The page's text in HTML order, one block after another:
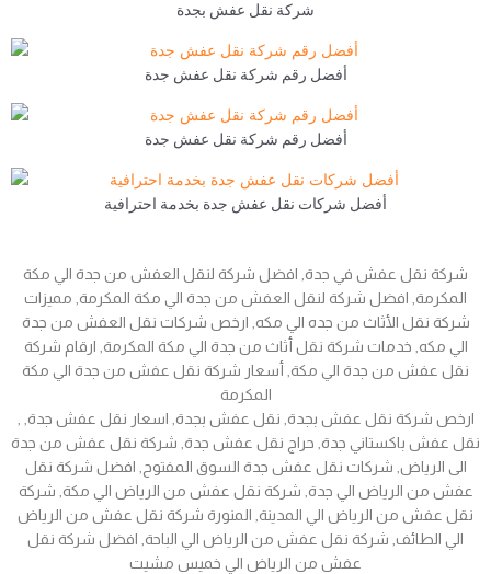
شركة نقل عفش بجدة
أفضل رقم شركة نقل عفش جدة
أفضل رقم شركة نقل عفش جدة
أفضل شركات نقل عفش جدة بخدمة احترافية
شركة نقل عفش في جدة, افضل شركة لنقل العفش من جدة الي مكة
المكرمة, افضل شركة لنقل العفش من جدة الي مكة المكرمة, مميزات
شركة نقل الأثاث من جده الي مكه, ارخص شركات نقل العفش من جدة
الي مكه, خدمات شركة نقل أثاث من جدة الي مكة المكرمة, ارقام شركة
نقل عفش من جدة الي مكة, أسعار شركة نقل عفش من جدة الي مكة
المكرمة
نقل عفش باكستاني جدة, حراج نقل عفش جدة, شركة نقل عفش من جدة
الى الرياض, شركات نقل عفش جدة السوق المفتوح, افضل شركة نقل
عفش من الرياض الي جدة, شركة نقل عفش من الرياض الي مكة, شركة
نقل عفش من الرياض الي المدينة, المنورة شركة نقل عفش من الرياض
الي الطائف, شركة نقل عفش من الرياض الي الباحة, افضل شركة نقل
عفش من الرياض الي خميس مشيت